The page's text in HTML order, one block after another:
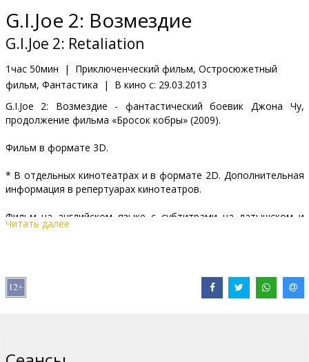
Клуб
G.I.Joe 2: Возмездие
G.I.Joe 2: Retaliation
1час 50мин |
Приключенческий фильм, Остросюжетный
фильм, Фантастика
| В кино с: 29.03.2013
G.I.Joe 2: Возмездие - фантастический боевик Джона Чу,
продолжение фильма «Бросок кобры» (2009).
Фильм в формате 3D.
* В отдельных кинотеатрах и в формате 2D. Дополнительная
информация в репертуарах кинотеатров.
Фильм на английском языке с субтитрами на латышском и
русском языках.
Дистрибьютор:
Pежиссер :
Читать далее